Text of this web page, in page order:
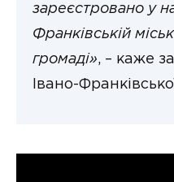
зареєстровано у
Франківській
громаді», – каже
Івано-